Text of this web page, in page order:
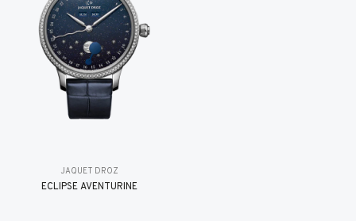
JAQUET DROZ
ÉCLIPSE AVENTURINE